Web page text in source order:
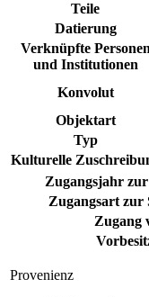
Teile
Datierung
Verknüpfte
und Institutionen
Konvolut
Objektart
Typ
Kulturelle
Zugangsjahr
Zugangsart zur
Zugang
Provenienz